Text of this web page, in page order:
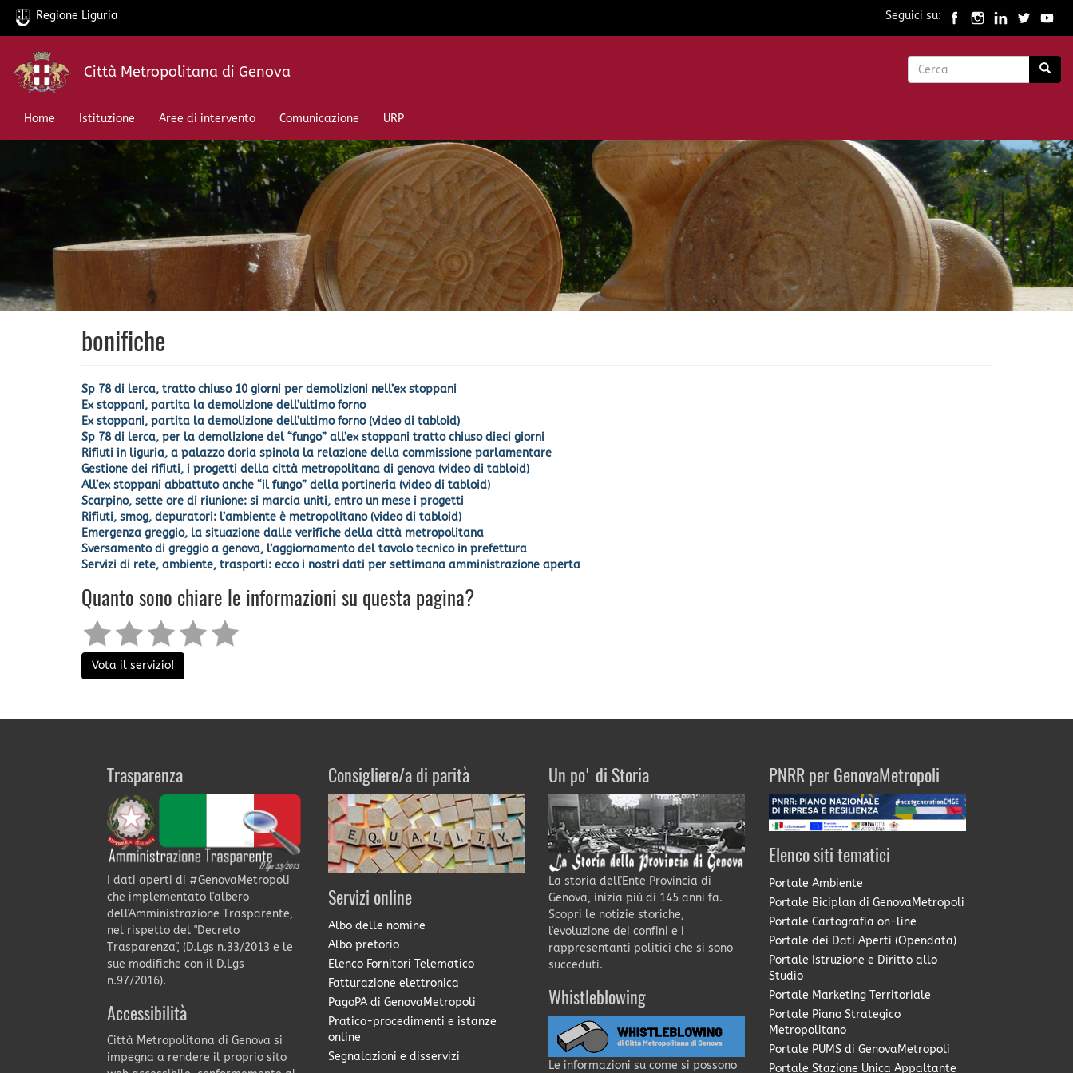
Salta
contenuto
Regione Liguria Seguici su:
Città Metropolitana di Genova
Form
Home
Istituzione Aree di intervento Comunicazione URP
bonifiche
Sp 78 di lerca, tratto chiuso 10 giorni per demolizioni nell’ex stoppani
Ex stoppani, partita la demolizione dell’ultimo forno
Ex stoppani, partita la demolizione dell’ultimo forno (video di tabloid)
Sp 78 di lerca, per la demolizione del “fungo” all’ex stoppani tratto chiuso dieci giorni
Rifiuti in liguria, a palazzo doria spinola la relazione della commissione parlamentare
Gestione dei rifiuti, i progetti della città metropolitana di genova (video di tabloid)
All’ex stoppani abbattuto anche “il fungo” della portineria (video di tabloid)
Scarpino, sette ore di riunione: si marcia uniti, entro un mese i progetti
Rifiuti, smog, depuratori: l’ambiente è metropolitano (video di tabloid)
Emergenza greggio, la situazione dalle verifiche della città metropolitana
Sversamento di greggio a genova, l’aggiornamento del tavolo tecnico in prefettura
Servizi di rete, ambiente, trasporti: ecco i nostri dati per settimana amministrazione aperta
Quanto sono chiare le informazioni su questa pagina?
Vota il servizio!
Trasparenza
I dati aperti di #GenovaMetropoli
che implementato l'albero
dell'Amministrazione Trasparente,
nel rispetto del "Decreto
Trasparenza", (D.Lgs n.33/2013 e le
sue modifiche con il D.Lgs
n.97/2016).
Accessibilità
Città Metropolitana di Genova si
impegna a rendere il proprio sito
Consigliere/a di parità
Servizi online
Albo delle nomine
Albo pretorio
Elenco Fornitori Telematico
Fatturazione elettronica
PagoPA di GenovaMetropoli
Pratico-procedimenti e istanze
online
Segnalazioni e disservizi
Un po' di Storia
La storia dell'Ente Provincia di
Genova, inizia più di 145 anni fa.
Scopri le notizie storiche,
l'evoluzione dei confini e i
rappresentanti politici che si sono
succeduti.
Whistleblowing
Le informazioni su come si possono
PNRR per GenovaMetropoli
Elenco siti tematici
Portale Ambiente
Portale Biciplan di GenovaMetropoli
Portale Cartografia on-line
Portale dei Dati Aperti (Opendata)
Portale Istruzione e Diritto allo
Studio
Portale Marketing Territoriale
Portale Piano Strategico
Metropolitano
Portale PUMS di GenovaMetropoli
Portale Stazione Unica Appaltante